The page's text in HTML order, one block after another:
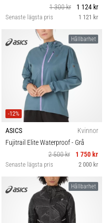
1 300 kr
1 124 kr
Senaste lägsta pris 1 121 kr
Hållbarhet
-12%
ASICS
Kvinnor
Fujitrail Elite Waterproof- Grå
2 500 kr
1 750 kr
Senaste lägsta pris 2 000 kr
Hållbarhet